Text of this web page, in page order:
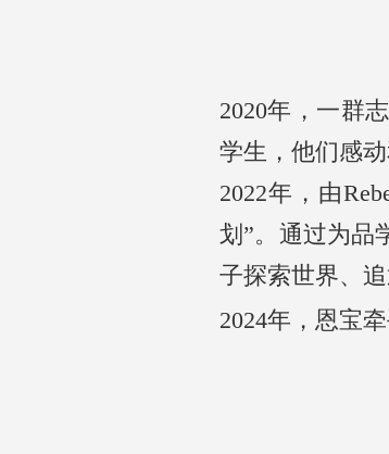
2020年，一群
学生，他们感
2022年，由
划”。通过为品
子探索世界、追
2024年，恩宝